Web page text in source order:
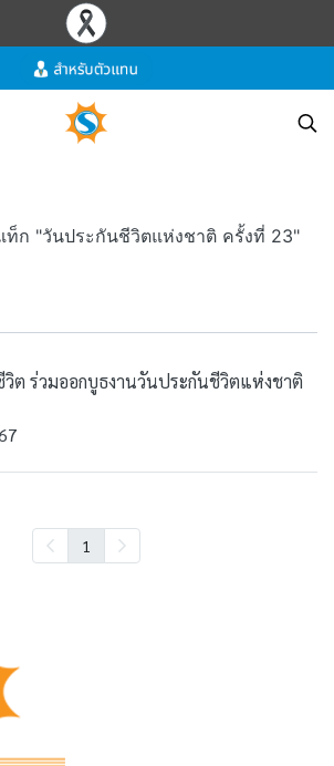
ท็ก "วันประกันชีวิตแห่งชาติ ครั้งที่ 23"
ต ร่วมออกบูธงานวันประกันชีวิตแห่งชาติ
1